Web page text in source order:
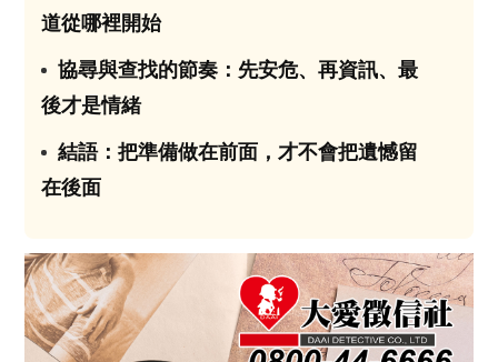
道從哪裡開始
協尋與查找的節奏：先安危、再資訊、最
後才是情緒
結語：把準備做在前面，才不會把遺憾留
在後面